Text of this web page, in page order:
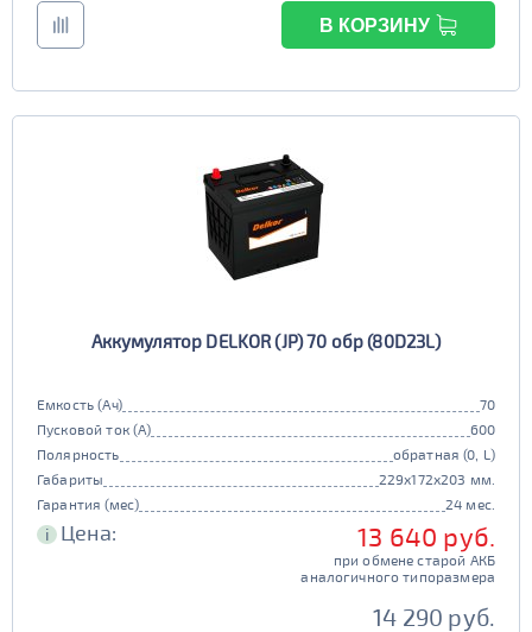
В КОРЗИНУ
Аккумулятор DELKOR (JP) 70 обр (80D23L)
Емкость (Ач)
70
Пусковой ток (А)
600
Полярность
обратная (0, L)
Габариты
229x172x203 мм.
Гарантия (мес)
24 мес.
i Цена: 13 640 руб.
при обмене старой АКБ
аналогичного типоразмера
14 290 руб.